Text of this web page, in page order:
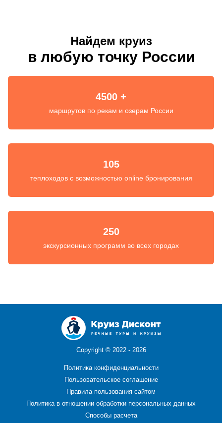
Найдем круиз
в любую точку России
4500 +
маршрутов по рекам и озерам России
105
теплоходов с возможностью online бронирования
250
экскурсионных программ во всех городах
Copyright © 2022 - 2026
Политика конфиденциальности
Пользовательское соглашение
Правила пользования сайтом
Политика в отношении обработки персональных данных
Способы расчета